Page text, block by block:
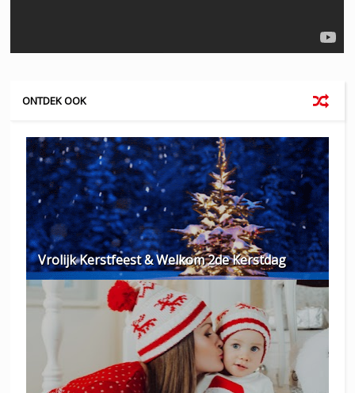
ONTDEK OOK
Vrolijk Kerstfeest & Welkom 2de Kerstdag